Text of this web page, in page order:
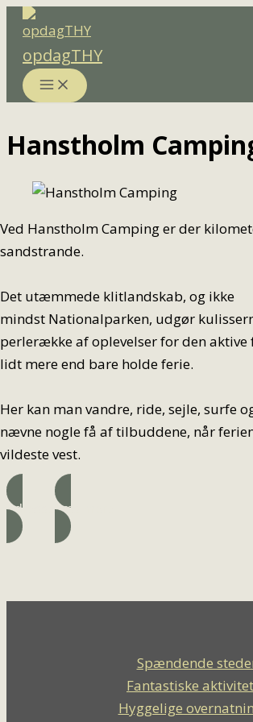
Gå
indholdet
opdagTHY
Hanstholm
Ved Hanstholm Camping er der
sandstrande.
Det utæmmede klitlandskab, og ikke
mindst Nationalparken, udgør
perlerække af oplevelser for den aktive
lidt mere end bare holde ferie.
Her kan man vandre, ride, sejle, surfe
nævne nogle få af tilbuddene, når
vildeste vest.
Adresse Læs mere
Spændende
Fantastiske
Hyggelige